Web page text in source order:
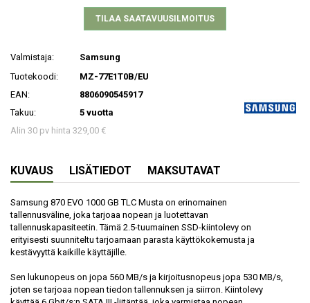
TILAA SAATAVUUSILMOITUS
Valmistaja:
Samsung
Tuotekoodi:
MZ-77E1T0B/EU
EAN:
8806090545917
Takuu:
5 vuotta
Alin 30 pv hinta 329,00 €
KUVAUS LISÄTIEDOT MAKSUTAVAT
Samsung 870 EVO 1000 GB TLC Musta on erinomainen
tallennusväline, joka tarjoaa nopean ja luotettavan
tallennuskapasiteetin. Tämä 2.5-tuumainen SSD-kiintolevy on
erityisesti suunniteltu tarjoamaan parasta käyttökokemusta ja
kestävyyttä kaikille käyttäjille.
Sen lukunopeus on jopa 560 MB/s ja kirjoitusnopeus jopa 530 MB/s,
joten se tarjoaa nopean tiedon tallennuksen ja siirron. Kiintolevy